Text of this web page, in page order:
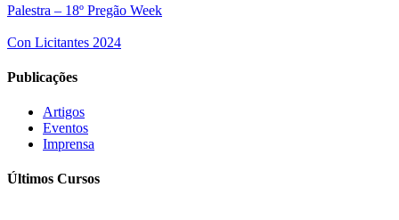
Palestra – 18º Pregão Week
Con Licitantes 2024
Publicações
Artigos
Eventos
Imprensa
Últimos Cursos